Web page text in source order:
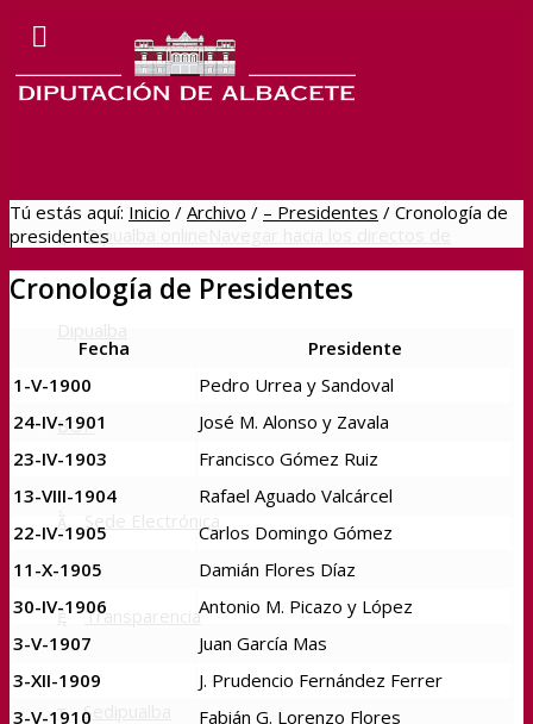
Dipualba online
BOP
Transparencia
Sedipualba
Tú estás aquí: Inicio / Archivo / – Presidentes / Cronología de
presidentes
Cronología de Presidentes
Fecha
Presidente
1-V-1900
Pedro Urrea y Sandoval
24-IV-1901
José M. Alonso y Zavala
23-IV-1903
Francisco Gómez Ruiz
13-VIII-1904
Rafael Aguado Valcárcel
22-IV-1905
Carlos Domingo Gómez
11-X-1905
Damián Flores Díaz
30-IV-1906
Antonio M. Picazo y López
3-V-1907
Juan García Mas
3-XII-1909
J. Prudencio Fernández Ferrer
3-V-1910
Fabián G. Lorenzo Flores